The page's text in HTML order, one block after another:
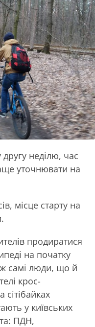
неділю, час
уточнювати на
місце старту на
продиратися
на початку
ж самі люди, що й
крос-
сітібайках
у київських
ПДН,